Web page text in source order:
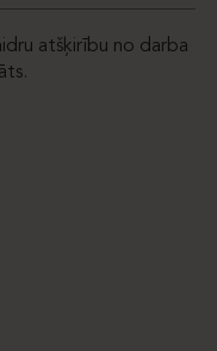
atšķirību no darba